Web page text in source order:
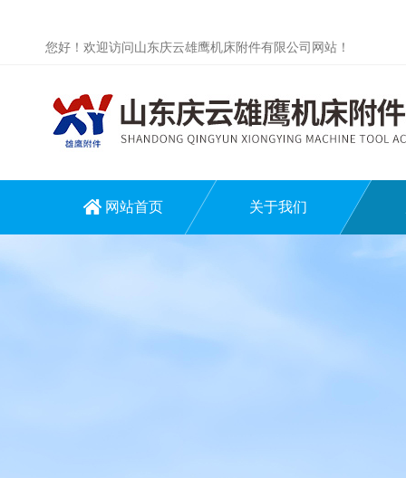
您好！欢迎访问山东庆云雄鹰机床附件有限公司网站！
网站首页 关于我们